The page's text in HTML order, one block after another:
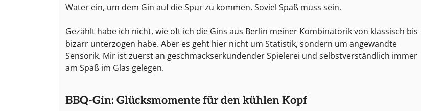
Water ein, um dem Gin auf die Spur zu kommen. Soviel Spaß muss sein.
Gezählt habe ich nicht, wie oft ich die Gins aus Berlin meiner Kombinatorik von klassisch bis
bizarr unterzogen habe. Aber es geht hier nicht um Statistik, sondern um angewandte
Sensorik. Mir ist zuerst an geschmackserkundender Spielerei und selbstverständlich immer
am Spaß im Glas gelegen.
BBQ-Gin: Glücksmomente für den kühlen Kopf